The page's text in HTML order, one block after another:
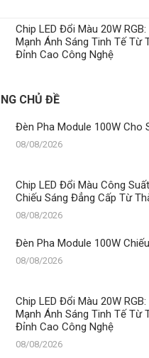
100W
Chiếu
Cổng
Chip LED Đổi Màu 20W
Mạnh Ánh Sáng Tinh Tế Từ
Đỉnh Cao Công Nghệ
CHỦ ĐỀ
Đèn Pha Module 100W Cho
08/08/2026
Chip LED Đổi Màu Công
Chiếu Sáng Đẳng Cấp Từ
08/08/2026
Đèn Pha Module 100W
08/08/2026
Chip LED Đổi Màu 20W
Mạnh Ánh Sáng Tinh Tế Từ
Đỉnh Cao Công Nghệ
08/08/2026